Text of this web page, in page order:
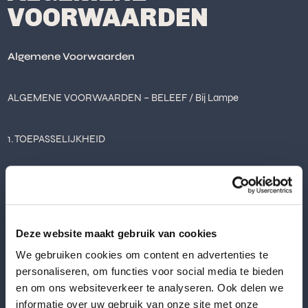
Deze website maakt gebruik van cookies
We gebruiken cookies om content en advertenties te
personaliseren, om functies voor social media te bieden
en om ons websiteverkeer te analyseren. Ook delen we
informatie over uw gebruik van onze site met onze
VOORWAARDEN
Algemene Voorwaarden
ALGEMENE VOORWAARDEN – BELEEF / Bij Lampe
1. TOEPASSELIJKHEID
Deze algemene voorwaarden zijn van toepassing op alle
diensten door Beleef / Bij Lampe , zowel aan particuliere als
zakelijke klanten, tenzij schriftelijk anders is overeengekomen.
2. OFFERTES EN AANTAL GASTEN